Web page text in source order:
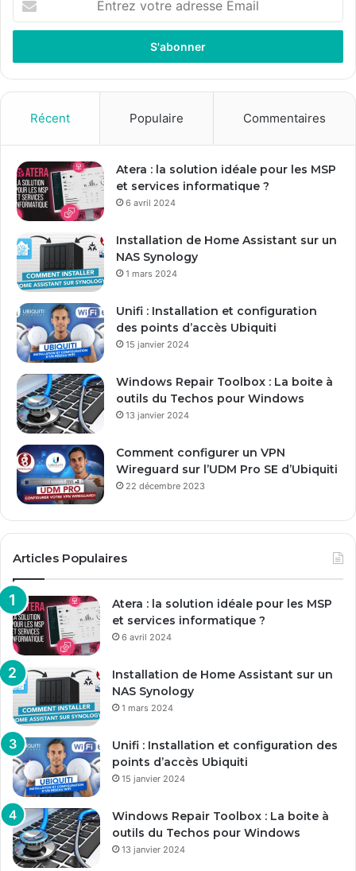
t
e
z
r
e
a
d
s
e
m
a
Récent Populaire Commentaires
Atera : la solution idéale pour les MSP
et services informatique ?
6 avril 2024
Installation de Home Assistant sur un
NAS Synology
1 mars 2024
Unifi : Installation et configuration
des points d’accès Ubiquiti
15 janvier 2024
Windows Repair Toolbox : La boite à
outils du Techos pour Windows
13 janvier 2024
Comment configurer un VPN
Wireguard sur l’UDM Pro SE d’Ubiquiti
22 décembre 2023
Articles Populaires
Atera : la solution idéale pour les MSP
et services informatique ?
6 avril 2024
Installation de Home Assistant sur un
NAS Synology
1 mars 2024
Unifi : Installation et configuration des
points d’accès Ubiquiti
15 janvier 2024
Windows Repair Toolbox : La boite à
outils du Techos pour Windows
13 janvier 2024